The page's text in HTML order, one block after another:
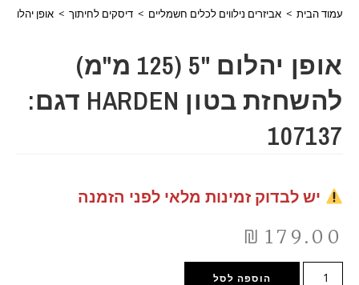
עמוד הבית > אביזרים נילווים לכלים חשמליים > דיסקים לחיתוך > אופן יהלום "5 (125 מ"מ) להשחזת בטון HARDEN דגם: 107137
אופן יהלום "5 (125 מ"מ)
להשחזת בטון HARDEN דגם:
107137
יש לבדוק זמינות מלאי לפני הזמנה
₪ 179.00
הוספה לסל